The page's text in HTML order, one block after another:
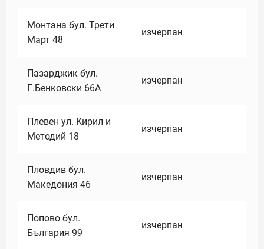
Монтана бул. Трети
Март 48
изчерпан
Пазарджик бул.
Г.Бенковски 66А
изчерпан
Плевен ул. Кирил и
Методий 18
изчерпан
Пловдив бул.
Македония 46
изчерпан
Попово бул.
България 99
изчерпан